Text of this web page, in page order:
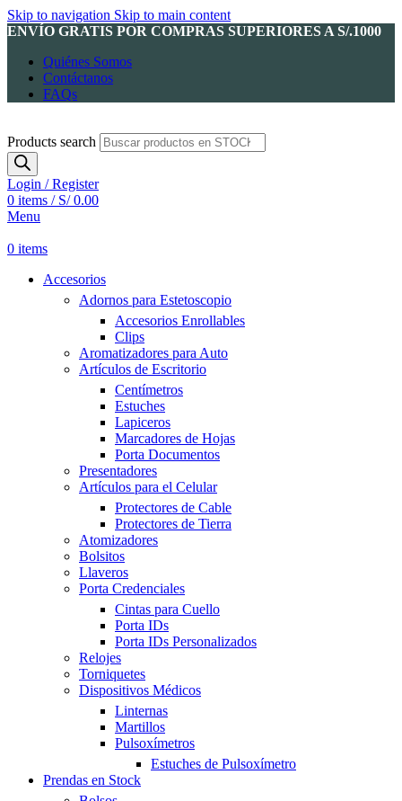
Skip to navigation Skip to main content
ENVÍO GRATIS POR COMPRAS SUPERIORES A S/.1000
Quiénes Somos
Contáctanos
FAQs
Products search
Login / Register
0 items / S/0.00
Menu
0 items
Accesorios
Adornos para Estetoscopio
Accesorios Enrollables
Clips
Aromatizadores para Auto
Artículos de Escritorio
Centímetros
Estuches
Lapiceros
Marcadores de Hojas
Porta Documentos
Presentadores
Artículos para el Celular
Protectores de Cable
Protectores de Tierra
Atomizadores
Bolsitos
Llaveros
Porta Credenciales
Cintas para Cuello
Porta IDs
Porta IDs Personalizados
Relojes
Torniquetes
Dispositivos Médicos
Linternas
Martillos
Pulsoxímetros
Estuches de Pulsoxímetro
Prendas en Stock